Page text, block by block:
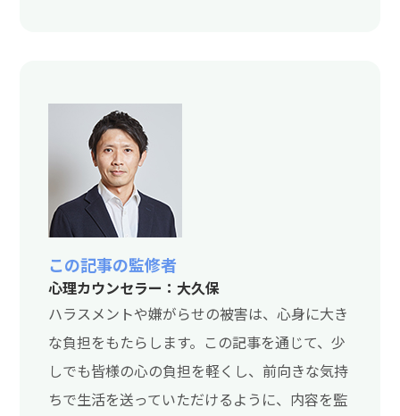
この記事の監修者
心理カウンセラー：大久保
ハラスメントや嫌がらせの被害は、心身に大き
な負担をもたらします。この記事を通じて、少
しでも皆様の心の負担を軽くし、前向きな気持
ちで生活を送っていただけるように、内容を監